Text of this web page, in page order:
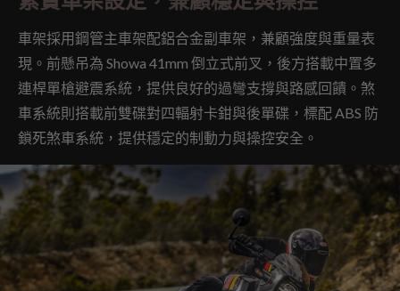
車架採用鋼管主車架配鋁合金副車架，兼顧強度與重量表
現。前懸吊為 Showa 41mm 倒立式前叉，後方搭載中置多
連桿單槍避震系統，提供良好的過彎支撐與路感回饋。煞
車系統則搭載前雙碟對四輻射卡鉗與後單碟，標配 ABS 防
鎖死煞車系統，提供穩定的制動力與操控安全。